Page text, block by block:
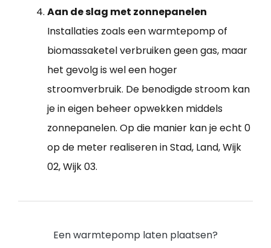
Aan de slag met zonnepanelen
Installaties zoals een warmtepomp of
biomassaketel verbruiken geen gas, maar
het gevolg is wel een hoger
stroomverbruik. De benodigde stroom kan
je in eigen beheer opwekken middels
zonnepanelen. Op die manier kan je echt 0
op de meter realiseren in Stad, Land, Wijk
02, Wijk 03.
Een warmtepomp laten plaatsen?